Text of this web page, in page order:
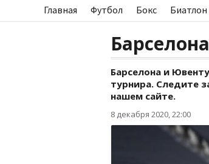
Главная Футбол Бокс Биатлон
Барселона и
турнира. Следите
нашем сайте.
8 декабря 2020, 22:00